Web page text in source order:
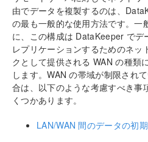
ーション
はじめに
設定
セクタサイズ
ネットワーク帯域
ネットワークアダプタ
DataKeeper サービス
選択
ファイアウォール設定
由でデータを複製するのは、
の最も一般的な使用方法です。一
に、この構成は DataKeeper でデ
レプリケーションするためのネッ
クとして提供される WAN の種類
します。WAN の帯域が制限され
合は、以下のような考慮すべき事
くつかあります。
LAN/WAN 間のデータの初